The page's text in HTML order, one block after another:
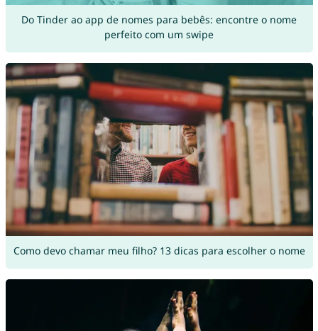
Do Tinder ao app de nomes para bebês: encontre o nome
perfeito com um swipe
Como devo chamar meu filho? 13 dicas para escolher o nome